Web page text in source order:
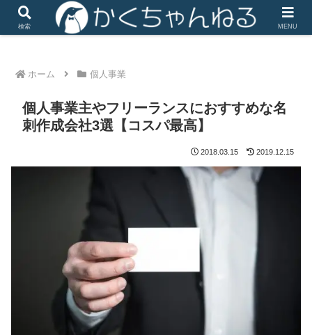
iHerbは楽天リーベイツ経由で楽天ポイントがザクザク
ホーム 個人事業
個人事業主やフリーランスにおすすめな名
刺作成会社3選【コスパ最高】
2018.03.15 2019.12.15
検索 MENU